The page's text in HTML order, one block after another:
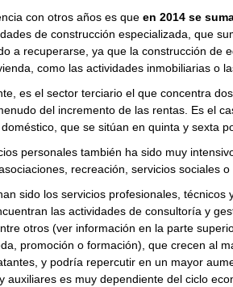
con otros años es que en 2014 se
de construcción especializada, que
a recuperarse, ya que la construcción de
como las actividades inmobiliarias o
es el sector terciario el que concentra
del incremento de las rentas. Es el
que se sitúan en quinta y sexta
personales también ha sido muy
recreación, servicios sociales
sido los servicios profesionales,
las actividades de consultoría y
otros (ver información en la parte
promoción o formación), que crecen al
y podría repercutir en un mayor
auxiliares es muy dependiente del ciclo